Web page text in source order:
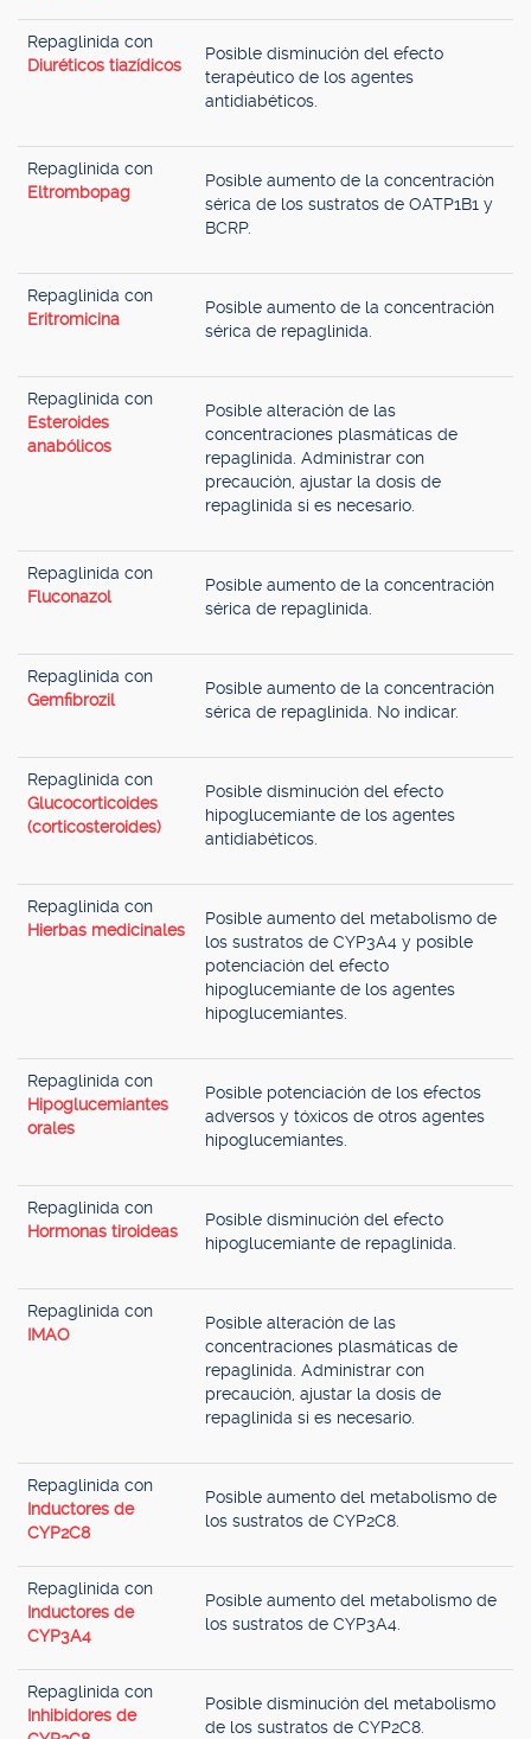
Repaglinida con
Diuréticos tiazídicos
Posible disminución del efecto
terapéutico de los agentes
antidiabéticos.
Repaglinida con
Eltrombopag
Posible aumento de la concentración
sérica de los sustratos de OATP1B1 y
BCRP.
Repaglinida con
Eritromicina
Posible aumento de la concentración
sérica de repaglinida.
Repaglinida con
Esteroides
anabólicos
Posible alteración de las
concentraciones plasmáticas de
repaglinida. Administrar con
precaución, ajustar la dosis de
repaglinida si es necesario.
Repaglinida con
Fluconazol
Posible aumento de la concentración
sérica de repaglinida.
Repaglinida con
Gemfibrozil
Posible aumento de la concentración
sérica de repaglinida. No indicar.
Repaglinida con
Glucocorticoides
(corticosteroides)
Posible disminución del efecto
hipoglucemiante de los agentes
antidiabéticos.
Repaglinida con
Hierbas medicinales
Posible aumento del metabolismo de
los sustratos de CYP3A4 y posible
potenciación del efecto
hipoglucemiante de los agentes
hipoglucemiantes.
Repaglinida con
Hipoglucemiantes
orales
Posible potenciación de los efectos
adversos y tóxicos de otros agentes
hipoglucemiantes.
Repaglinida con
Hormonas tiroideas
Posible disminución del efecto
hipoglucemiante de repaglinida.
Repaglinida con
IMAO
Posible alteración de las
concentraciones plasmáticas de
repaglinida. Administrar con
precaución, ajustar la dosis de
repaglinida si es necesario.
Repaglinida con
Inductores de
CYP2C8
Posible aumento del metabolismo de
los sustratos de CYP2C8.
Repaglinida con
Inductores de
CYP3A4
Posible aumento del metabolismo de
los sustratos de CYP3A4.
Repaglinida con
Inhibidores de
Posible disminución del metabolismo
de los sustratos de CYP2C8.